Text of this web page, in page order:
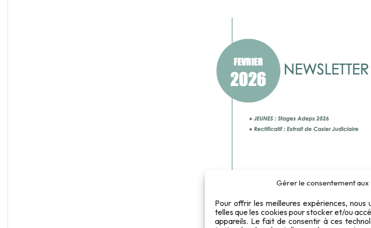
Gérer le consentement aux
Pour offrir les meilleures expériences, nous
telles que les cookies pour stocker et/ou
appareils. Le fait de consentir à ces